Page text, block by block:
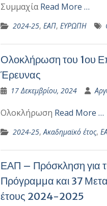
ΣυμμαχίαRead More …
2024-25, ΕΑΠ, ΕΥΡΩΠΗ
Ολοκλήρωση του 1ου
Έρευνας
17 Δεκεμβρίου, 2024
Ολοκλήρωση Read More …
2024-25,Ακαδημαϊκό έτος,
ΕΑΠ – Πρόσκληση για
Πρόγραμμα και 37
έτους 2024-2025